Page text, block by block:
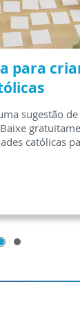
para
sugestão
católicas